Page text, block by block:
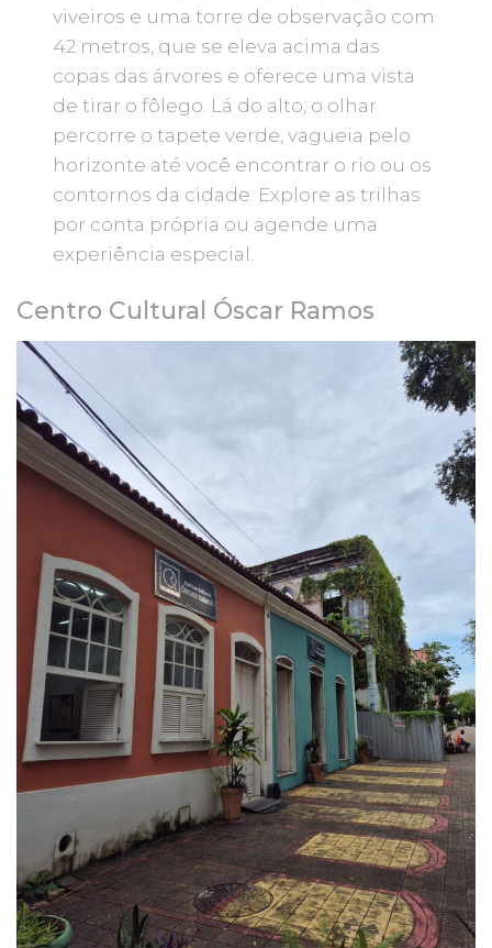
viveiros e uma torre de observação com
42 metros, que se eleva acima das
copas das árvores e oferece uma vista
de tirar o fôlego. Lá do alto, o olhar
percorre o tapete verde, vagueia pelo
horizonte até você encontrar o rio ou os
contornos da cidade. Explore as trilhas
por conta própria ou agende uma
experiência especial.
Centro Cultural Óscar Ramos